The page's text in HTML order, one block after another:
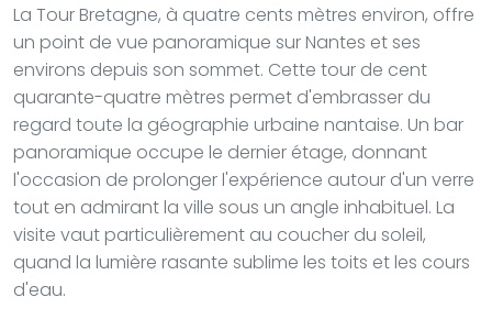
La Tour Bretagne, à quatre cents mètres environ, offre
un point de vue panoramique sur Nantes et ses
environs depuis son sommet. Cette tour de cent
quarante-quatre mètres permet d'embrasser du
regard toute la géographie urbaine nantaise. Un bar
panoramique occupe le dernier étage, donnant
l'occasion de prolonger l'expérience autour d'un verre
tout en admirant la ville sous un angle inhabituel. La
visite vaut particulièrement au coucher du soleil,
quand la lumière rasante sublime les toits et les cours
d'eau.